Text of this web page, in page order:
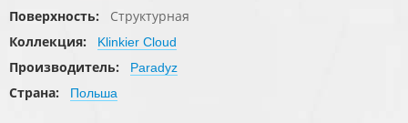
Поверхность:
Структурная
Коллекция:
Klinkier Cloud
Производитель: Paradyz
Страна: Польша